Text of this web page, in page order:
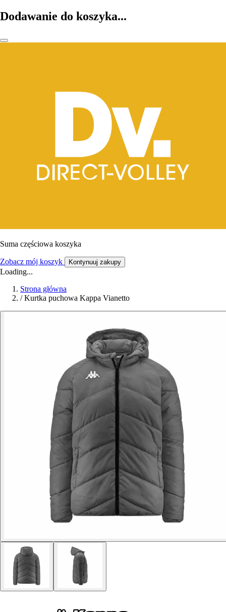
Dodawanie do koszyka...
Suma częściowa koszyka
Zobacz mój koszyk Kontynuuj zakupy
Loading...
Strona główna
/ Kurtka puchowa Kappa Vianetto